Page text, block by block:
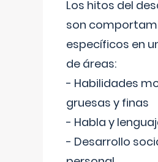
Los hitos del
son
específicos en
de áreas:
- Habilidades
gruesas y finas
- Habla y
- Desarrollo